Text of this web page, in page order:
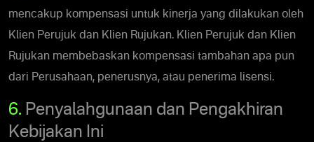
mencakup kompensasi untuk kinerja yang dilakukan oleh
Klien Perujuk dan Klien Rujukan. Klien Perujuk dan Klien
Rujukan membebaskan kompensasi tambahan apa pun
dari Perusahaan, penerusnya, atau penerima lisensi.
6. Penyalahgunaan dan Pengakhiran
Kebijakan Ini